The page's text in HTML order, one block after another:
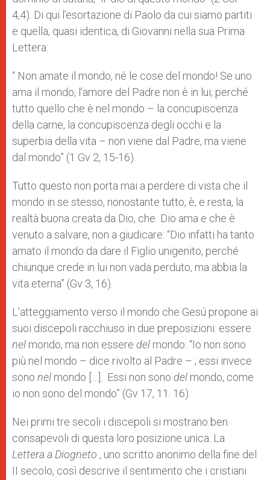
4,4). Di qui l’esortazione di Paolo da cui siamo partiti
e quella, quasi identica, di Giovanni nella sua Prima
Lettera:
“ Non amate il mondo, né le cose del mondo! Se uno
ama il mondo, l’amore del Padre non è in lui; perché
tutto quello che è nel mondo – la concupiscenza
della carne, la concupiscenza degli occhi e la
superbia della vita – non viene dal Padre, ma viene
dal mondo” (1 Gv 2, 15-16).
Tutto questo non porta mai a perdere di vista che il
mondo in se stesso, nonostante tutto, è, e resta, la
realtà buona creata da Dio, che Dio ama e che è
venuto a salvare, non a giudicare: “Dio infatti ha tanto
amato il mondo da dare il Figlio unigenito, perché
chiunque crede in lui non vada perduto, ma abbia la
vita eterna” (Gv 3, 16).
L’atteggiamento verso il mondo che Gesú propone ai
suoi discepoli racchiuso in due preposizioni: essere
nel mondo, ma non essere del mondo: “Io non sono
più nel mondo – dice rivolto al Padre – ; essi invece
sono nel mondo […]. Essi non sono del mondo, come
io non sono del mondo” (Gv 17, 11. 16).
Nei primi tre secoli i discepoli si mostrano ben
consapevoli di questa loro posizione unica. La
Lettera a Diogneto , uno scritto anonimo della fine del
II secolo, così descrive il sentimento che i cristiani